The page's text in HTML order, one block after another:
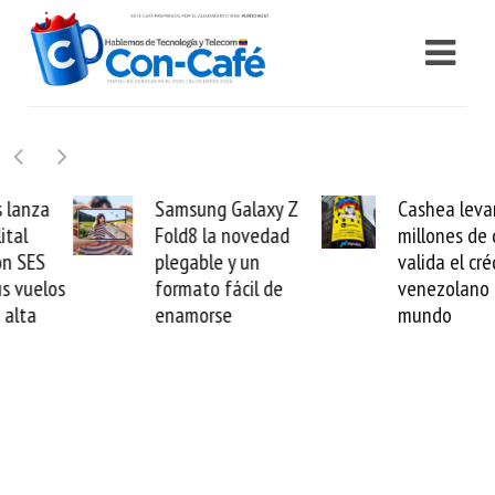
Samsung Galaxy Z
Fold8 la novedad
plegable y un
formato fácil de
enamorse
Cashea levanta 100
millones de dólares y
valida el crédito del
venezolano ante el